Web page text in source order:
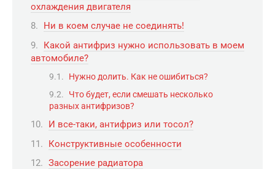
охлаждения двигателя
Ни в коем случае не соединять!
Какой антифриз нужно использовать в моем
автомобиле?
Нужно долить. Как не ошибиться?
Что будет, если смешать несколько
разных антифризов?
И все-таки, антифриз или тосол?
Конструктивные особенности
Засорение радиатора